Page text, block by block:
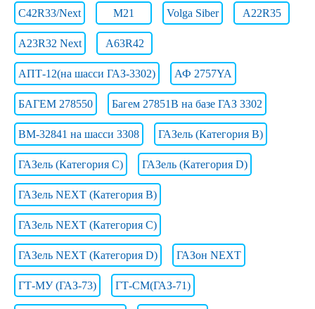
C42R33/Next M21 Volga Siber А22R35
А23R32 Next А63R42
АПТ-12(на шасси ГАЗ-3302) АФ 2757YA
БАГЕМ 278550 Багем 27851В на базе ГАЗ 3302
ВМ-32841 на шасси 3308 ГАЗель (Категория B)
ГАЗель (Категория C) ГАЗель (Категория D)
ГАЗель NEXT (Категория B)
ГАЗель NEXT (Категория C)
ГАЗель NEXT (Категория D) ГАЗон NEXT
ГТ-МУ (ГАЗ-73) ГТ-СМ(ГАЗ-71)